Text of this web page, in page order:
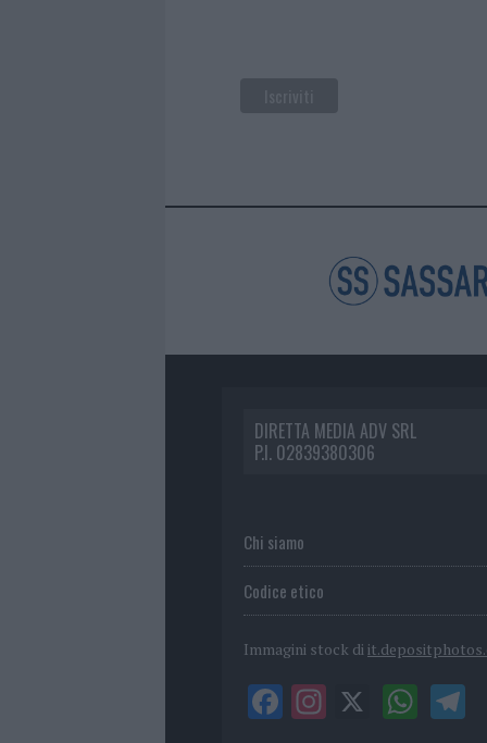
DIRETTA MEDIA ADV SRL
P.I. 02839380306
Chi siamo
Codice etico
Immagini stock di